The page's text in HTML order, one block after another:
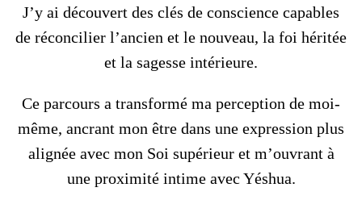
J’y ai découvert des clés de conscience capables
de réconcilier l’ancien et le nouveau, la foi héritée
et la sagesse intérieure.
Ce parcours a transformé ma perception de moi-
même, ancrant mon être dans une expression plus
alignée avec mon Soi supérieur et m’ouvrant à
une proximité intime avec Yéshua.